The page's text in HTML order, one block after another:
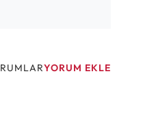
YORUM EKLE